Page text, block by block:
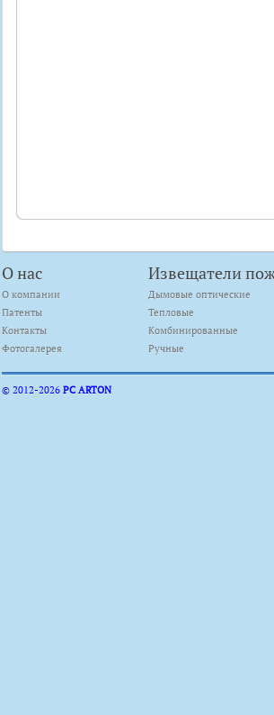
О нас
О компании
Патенты
Контакты
Фотогалерея
Извещатели
Дымовые оптические
Тепловые
Комбинированные
Ручные
© 2012-2026 PC ARTON